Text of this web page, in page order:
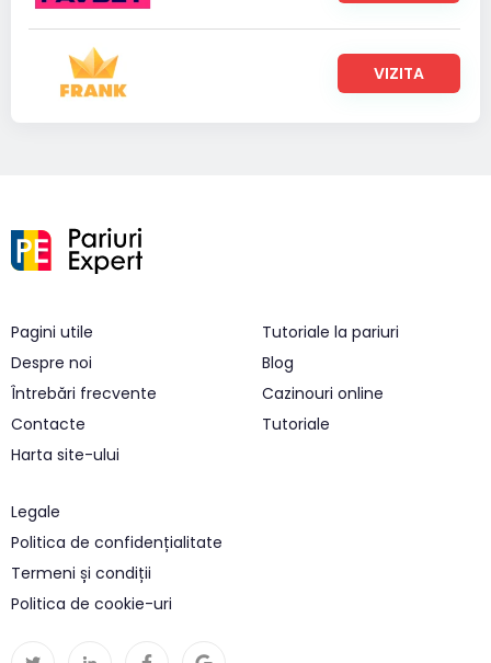
VIZITA
Pagini utile
Despre noi
Întrebări frecvente
Contacte
Harta site-ului
Tutoriale la pariuri
Blog
Cazinouri online
Tutoriale
Legale
Politica de confidențialitate
Termeni și condiții
Politica de cookie-uri